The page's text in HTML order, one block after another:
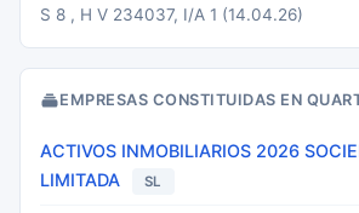
S 8 , H V 234037, I/A 1 (14.04.26)
EMPRESAS CONSTITUIDAS EN
ACTIVOS INMOBILIARIOS 2026
LIMITADA
SL